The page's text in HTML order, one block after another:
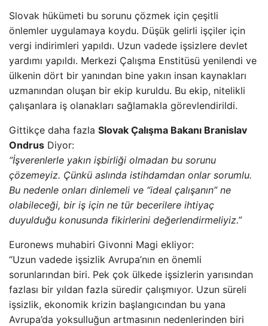
Slovak hükümeti bu sorunu çözmek için çeşitli
önlemler uygulamaya koydu. Düşük gelirli işçiler için
vergi indirimleri yapıldı. Uzun vadede işsizlere devlet
yardımı yapıldı. Merkezi Çalışma Enstitüsü yenilendi ve
ülkenin dört bir yanından bine yakın insan kaynakları
uzmanından oluşan bir ekip kuruldu. Bu ekip, nitelikli
çalışanlara iş olanakları sağlamakla görevlendirildi.
Gittikçe daha fazla Slovak Çalışma Bakanı Branislav
Ondrus Diyor:
“İşverenlerle yakın işbirliği olmadan bu sorunu
çözemeyiz. Çünkü aslında istihdamdan onlar sorumlu.
Bu nedenle onları dinlemeli ve “ideal çalışanın” ne
olabileceği, bir iş için ne tür becerilere ihtiyaç
duyulduğu konusunda fikirlerini değerlendirmeliyiz.”
Euronews muhabiri Givonni Magi ekliyor:
“Uzun vadede işsizlik Avrupa’nın en önemli
sorunlarından biri. Pek çok ülkede işsizlerin yarısından
fazlası bir yıldan fazla süredir çalışmıyor. Uzun süreli
işsizlik, ekonomik krizin başlangıcından bu yana
Avrupa’da yoksulluğun artmasının nedenlerinden biri